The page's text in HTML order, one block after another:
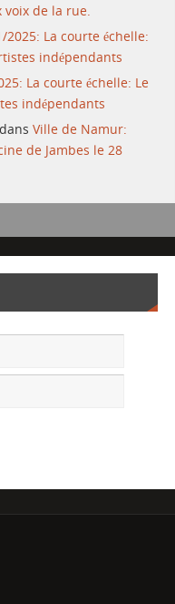
voix de la rue.
2025: La courte échelle:
indépendants
La courte échelle: Le
indépendants
dansVille de Namur:
de Jambes le 28